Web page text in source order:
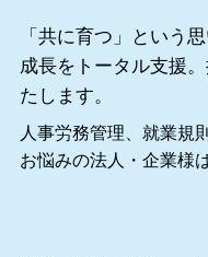
「共に育つ」という
成長をトータル支援
たします。
人事労務管理、就業規
お悩みの法人・企業様